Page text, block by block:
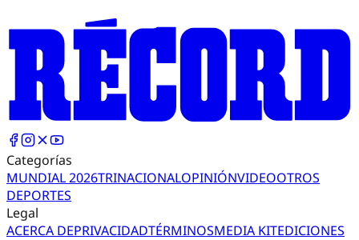
Categorías
MUNDIAL 2026TRINACIONALOPINIÓNVIDEOOTROS
DEPORTES
Legal
ACERCA DEPRIVACIDADTÉRMINOSMEDIA KITEDICIONES